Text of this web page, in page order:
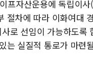
프자산운용에 독립이
절차에 따라 이화여대
로 선임이 가능하도
는 실질적 통로가 마련